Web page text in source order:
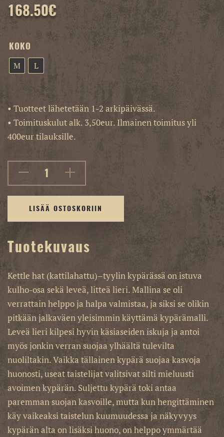
168.50€
KOKO
M L
• Tuotteet lähetetään 1-2 arkipäivässä.
• Toimituskulut alk. 3,50eur. Ilmainen toimitus yli
400eur tilauksille.
LISÄÄ OSTOSKORIIN
Tuotekuvaus
Kettle hat (kattilahattu)–tyylin kypärässä on istuva
kulho-osa sekä leveä, litteä lieri. Mallina se oli
verrattain helppo ja halpa valmistaa, ja siksi se olikin
pitkään jalkaväen yleisimmin käyttämä kypärämalli.
Leveä lieri kilpesi hyvin käsiaseiden iskuja ja antoi
myös jonkin verran suojaa ylhäältä tulevilta
nuoliltakin. Vaikka tällainen kypärä suojaa kasvoja
huonosti, useat taistelijat valitsivat silti mieluusti
avoimen kypärän. Suljettu kypärä toki antaa
paremman suojan kasvoille, mutta kun hengittäminen
käy vaikeaksi taistelun kuumuudessa ja näkyvyys
kypärän alta on lisäksi huono, on helppo ymmärtää